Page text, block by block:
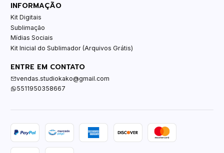
INFORMAÇÃO
Kit Digitais
Sublimação
Mídias Sociais
Kit Inicial do Sublimador (Arquivos Grátis)
ENTRE EM CONTATO
vendas.studiokako@gmail.com
5511950358667